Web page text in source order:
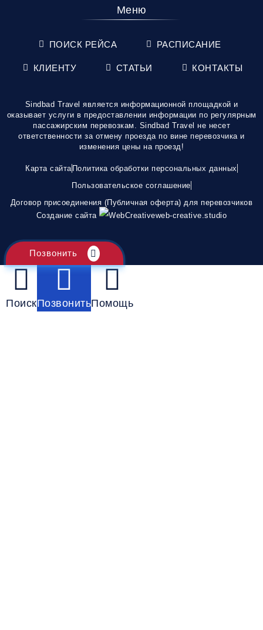
Меню
ПОИСК РЕЙСА РАСПИСАНИЕ
КЛИЕНТУ СТАТЬИ КОНТАКТЫ
Sindbad Travel является информационной площадкой и
оказывает услуги в предоставлении информации по регулярным
пассажирским перевозкам. Sindbad Travel не несет
ответственности за отмену проезда по вине перевозчика и
изменения цены на проезд!
Карта сайта Политика обработки персональных данных
Пользовательское соглашение
Договор присоединения (Публичная оферта) для перевозчиков
Создание сайта
web-creative.studio
Позвонить
ПоискПозвонитьПомощь